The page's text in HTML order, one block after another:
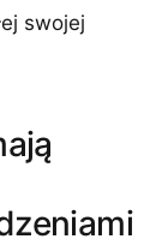
swojej